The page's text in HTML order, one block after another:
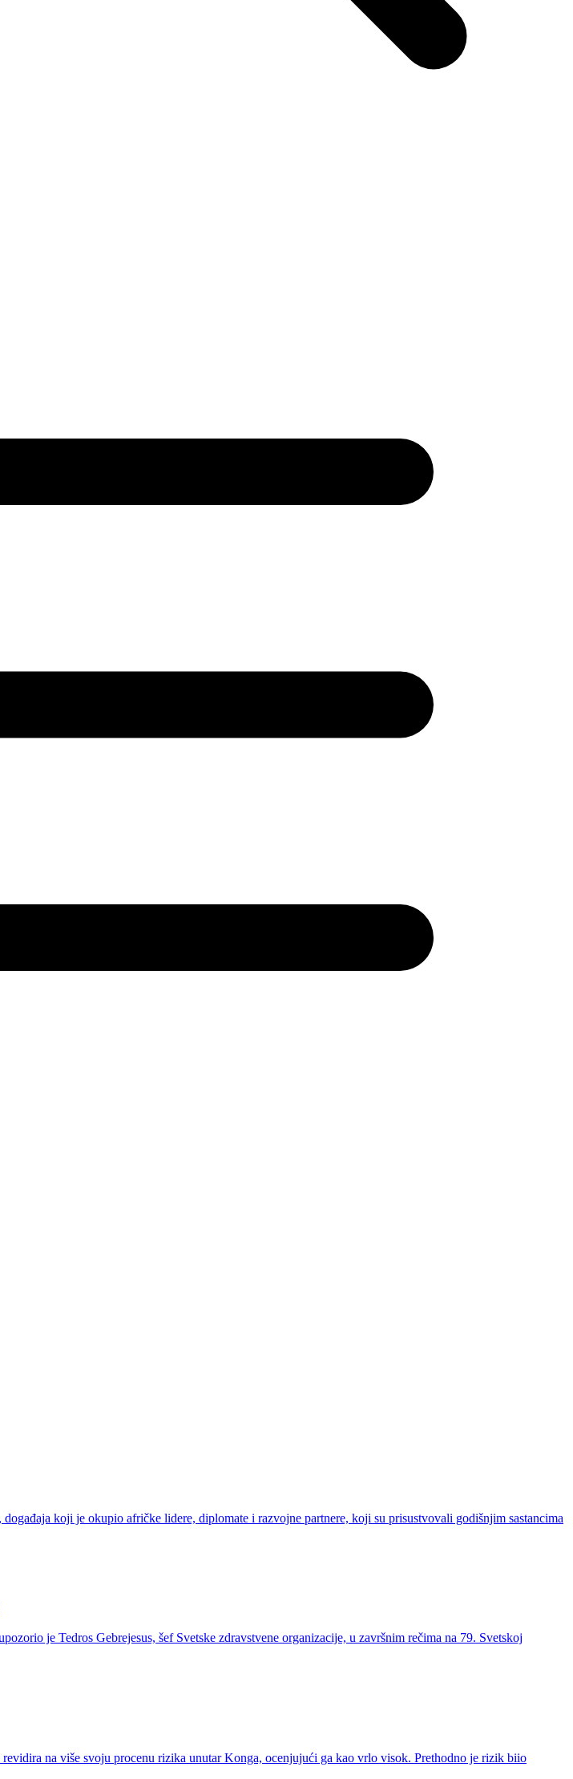
koji je okupio afričke lidere, diplomate i razvojne partnere, koji su prisustvovali godišnjim sastancima
je Tedros Gebrejesus, šef Svetske zdravstvene organizacije, u završnim rečima na 79. Svetskoj
na više svoju procenu rizika unutar Konga, ocenjujući ga kao vrlo visok. Prethodno je rizik biio